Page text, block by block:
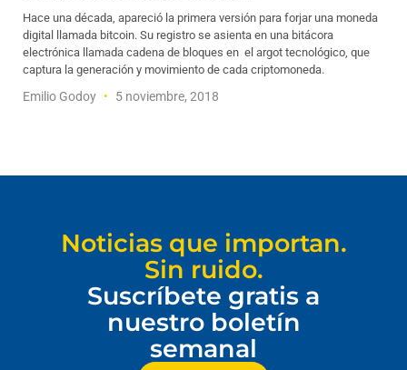
Hace una década, apareció la primera versión para forjar una moneda
digital llamada bitcoin. Su registro se asienta en una bitácora
electrónica llamada cadena de bloques en el argot tecnológico, que
captura la generación y movimiento de cada criptomoneda.
Emilio Godoy 5 noviembre, 2018
Noticias que importan.
Sin ruido.
Suscríbete gratis a
nuestro boletín
semanal